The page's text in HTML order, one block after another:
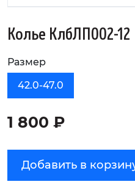
Колье КлбЛП002-12
Размер
42.0-47.0
1 800 ₽
Добавить в